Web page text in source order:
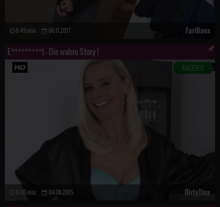
8:49 min. 06.11.2017 FariBanx
E*********t – Die wahre Story !
ANGEBOT
9:06 min. 04.08.2015 DirtyTina